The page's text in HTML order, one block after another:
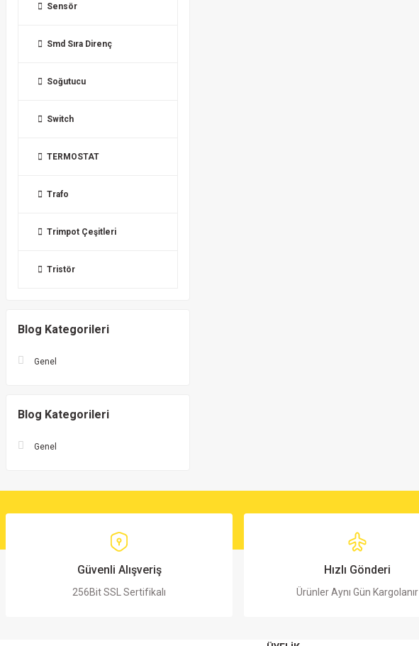
Sensör
Smd Sıra Direnç
Soğutucu
Switch
TERMOSTAT
Trafo
Trimpot Çeşitleri
Tristör
Blog Kategorileri
Genel
Blog Kategorileri
Genel
Güvenli Alışveriş
256Bit SSL Sertifikalı
Hızlı Gönderi
Ürünler Aynı Gün Kargolanır